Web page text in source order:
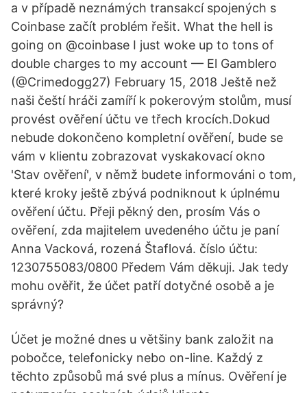
a v případě neznámých transakcí spojených s
Coinbase začít problém řešit. What the hell is
going on @coinbase I just woke up to tons of
double charges to my account — El Gamblero
(@Crimedogg27) February 15, 2018 Ještě než
naši čeští hráči zamíří k pokerovým stolům, musí
provést ověření účtu ve třech krocích.Dokud
nebude dokončeno kompletní ověření, bude se
vám v klientu zobrazovat vyskakovací okno
'Stav ověření', v němž budete informováni o tom,
které kroky ještě zbývá podniknout k úplnému
ověření účtu. Přeji pěkný den, prosím Vás o
ověření, zda majitelem uvedeného účtu je paní
Anna Vacková, rozená Štaflová. číslo účtu:
1230755083/0800 Předem Vám děkuji. Jak tedy
mohu ověřit, že účet patří dotyčné osobě a je
správný?
Účet je možné dnes u většiny bank založit na
pobočce, telefonicky nebo on-line. Každý z
těchto způsobů má své plus a mínus. Ověření je